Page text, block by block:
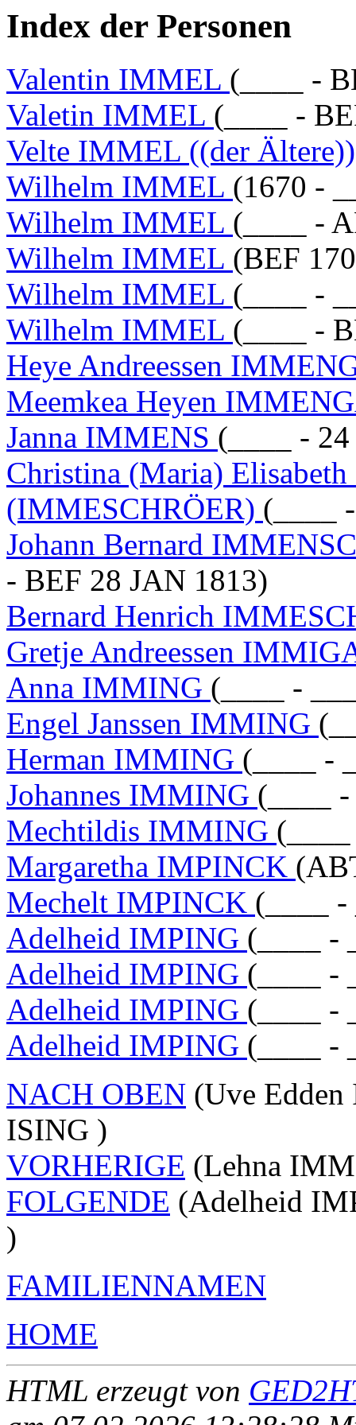
Index der Personen
Valentin IMMEL (____ -
Valetin IMMEL (____ -
Velte IMMEL ((der Ältere))
Wilhelm IMMEL (1670 -
Wilhelm IMMEL (____ -
Wilhelm IMMEL (BEF
Wilhelm IMMEL (____ -
Wilhelm IMMEL (____ -
Heye Andreessen
Meemkea Heyen
Janna IMMENS (____ -
Christina (Maria)
(IMMESCHRÖER) (____
Johann Bernard
- BEF 28 JAN 1813)
Bernard Henrich
Gretje Andreessen
Anna IMMING (____ -
Engel Janssen IMMING
Herman IMMING (____ -
Johannes IMMING (____
Mechtildis IMMING
Margaretha IMPINCK
Mechelt IMPINCK (____ -
Adelheid IMPING (____ -
Adelheid IMPING (____ -
Adelheid IMPING (____ -
Adelheid IMPING (____ -
NACH OBEN (Uve
ISING )
VORHERIGE (Lehna
FOLGENDE (Adelheid
)
FAMILIENNAMEN
HOME
HTML erzeugt von